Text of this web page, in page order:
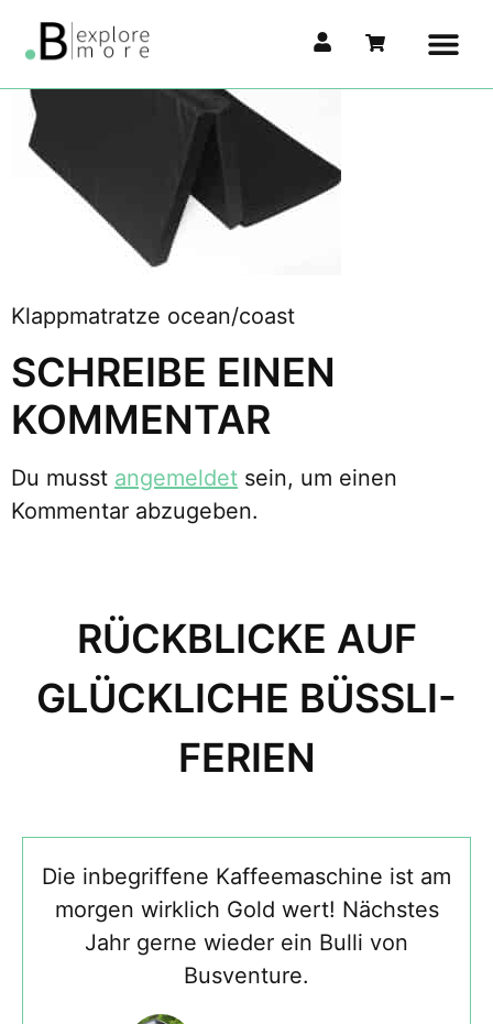
Klappmatratze ocean/coast
SCHREIBE EINEN
KOMMENTAR
Du musst angemeldet sein, um einen
Kommentar abzugeben.
RÜCKBLICKE AUF
GLÜCKLICHE BÜSSLI-
FERIEN
Die inbegriffene Kaffeemaschine ist am
morgen wirklich Gold wert! Nächstes
Jahr gerne wieder ein Bulli von
Busventure.